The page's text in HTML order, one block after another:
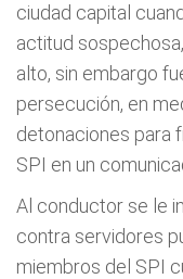
ciudad capital
actitud
alto, sin embargo
persecución, en
detonaciones para
SPI en un
Al conductor se le
contra servidores
miembros del SPI